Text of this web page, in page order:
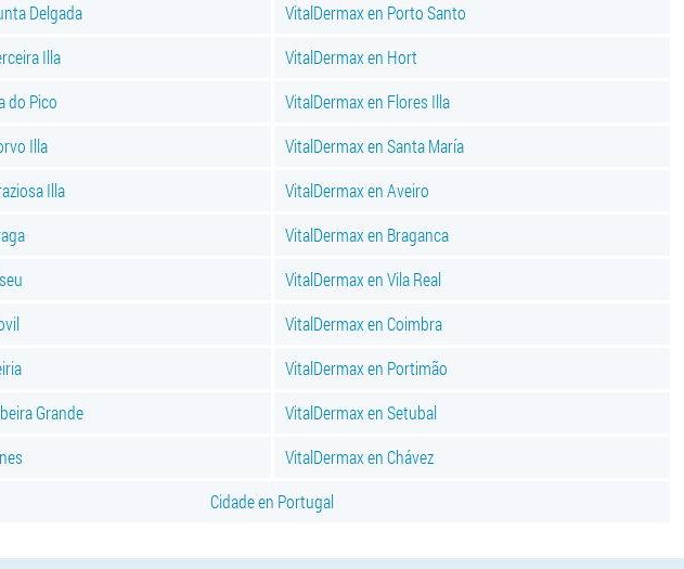
Delgada
VitalDermax en Porto Santo
Illa
VitalDermax en Hort
do Pico
VitalDermax en Flores Illa
Illa
VitalDermax en Santa María
Illa
VitalDermax en Aveiro
VitalDermax en Braganca
VitalDermax en Vila Real
VitalDermax en Coimbra
VitalDermax en Portimão
Grande
VitalDermax en Setubal
VitalDermax en Chávez
Cidade en Portugal